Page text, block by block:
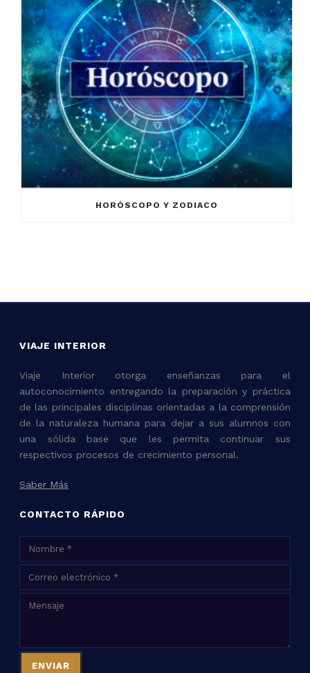
HORÓSCOPO Y ZODIACO
VIAJE INTERIOR
Viaje Interior otorga enseñanzas para el
autoconocimiento entregando la preparación y práctica
de las principales disciplinas orientadas a la comprensión
de la naturaleza humana para dejar a sus alumnos con
una sólida base que les permita continuar sus
respectivos procesos de crecimiento personal.
Saber Más
CONTACTO RÁPIDO